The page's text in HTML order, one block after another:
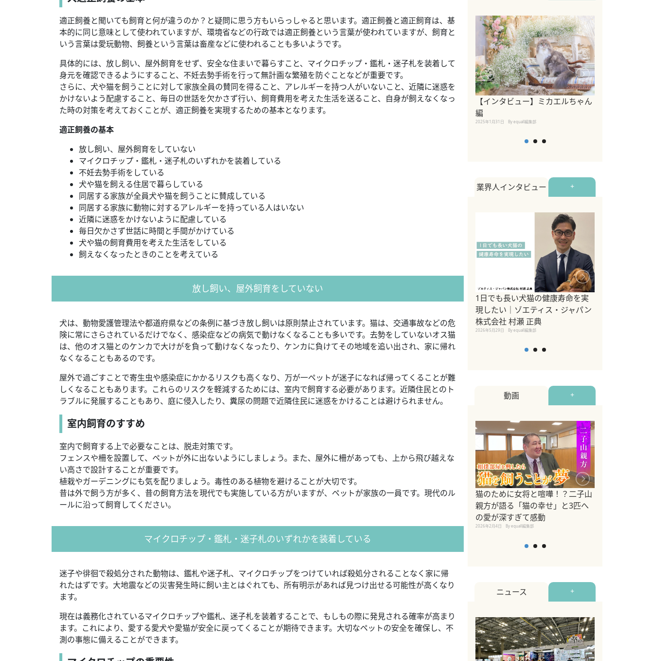
適正飼養と聞いても飼育と何が違うのか？と疑問に思う方もいらっしゃると思います。適正飼養と適正飼育は、基
本的に同じ意味として使われていますが、環境省などの行政では適正飼養という言葉が使われていますが、飼育と
いう言葉は愛玩動物、飼養という言葉は畜産などに使われることも多いようです。
具体的には、放し飼い、屋外飼育をせず、安全な住まいで暮らすこと、マイクロチップ・鑑札・迷子札を装着して
身元を確認できるようにすること、不妊去勢手術を行って無計画な繁殖を防ぐことなどが重要です。
さらに、犬や猫を飼うことに対して家族全員の賛同を得ること、アレルギーを持つ人がいないこと、近隣に迷惑を
かけないよう配慮すること、毎日の世話を欠かさず行い、飼育費用を考えた生活を送ること、自身が飼えなくなっ
た時の対策を考えておくことが、適正飼養を実現するための基本となります。
適正飼養の基本
放し飼い、屋外飼育をしていない
マイクロチップ・鑑札・迷子札のいずれかを装着している
不妊去勢手術をしている
犬や猫を飼える住居で暮らしている
同居する家族が全員犬や猫を飼うことに賛成している
同居する家族に動物に対するアレルギーを持っている人はいない
近隣に迷惑をかけないように配慮している
毎日欠かさず世話に時間と手間がかけている
犬や猫の飼育費用を考えた生活をしている
飼えなくなったときのことを考えている
放し飼い、屋外飼育をしていない
犬は、動物愛護管理法や都道府県などの条例に基づき放し飼いは原則禁止されています。猫は、交通事故などの危
険に常にさらされているだけでなく、感染症などの病気で動けなくなることも多いです。去勢をしていないオス猫
は、他のオス猫とのケンカで大けがを負って動けなくなったり、ケンカに負けてその地域を追い出され、家に帰れ
なくなることもあるのです。
屋外で過ごすことで寄生虫や感染症にかかるリスクも高くなり、万が一ペットが迷子になれば帰ってくることが難
しくなることもあります。これらのリスクを軽減するためには、室内で飼育する必要があります。近隣住民とのト
ラブルに発展することもあり、庭に侵入したり、糞尿の問題で近隣住民に迷惑をかけることは避けられません。
室内飼育のすすめ
室内で飼育する上で必要なことは、脱走対策です。
フェンスや柵を設置して、ペットが外に出ないようにしましょう。また、屋外に柵があっても、上から飛び越えな
い高さで設計することが重要です。
植栽やガーデニングにも気を配りましょう。毒性のある植物を避けることが大切です。
昔は外で飼う方が多く、昔の飼育方法を現代でも実施している方がいますが、ペットが家族の一員です。現代のル
ールに沿って飼育してください。
マイクロチップ・鑑札・迷子札のいずれかを装着している
迷子や徘徊で殺処分された動物は、鑑札や迷子札、マイクロチップをつけていれば殺処分されることなく家に帰
れたはずです。大地震などの災害発生時に飼い主とはぐれても、所有明示があれば見つけ出せる可能性が高くなり
ます。
現在は義務化されているマイクロチップや鑑札、迷子札を装着することで、もしもの際に発見される確率が高まり
ます。これにより、愛する愛犬や愛猫が安全に戻ってくることが期待できます。大切なペットの安全を確保し、不
測の事態に備えることができます。
【インタビュー】ミカエルちゃん
編
2025年1月31日 By equall編集部
業界人インタビュー +
1日でも長い犬猫の健康寿命を実
現したい｜ゾエティス・ジャパン
株式会社 村瀬 正典
2026年5月29日 By equall編集部
動画 +
猫のために女将と喧嘩！？二子山
親方が語る「猫の幸せ」と3匹へ
の愛が深すぎて感動
2026年2月4日 By equall編集部
ニュース +